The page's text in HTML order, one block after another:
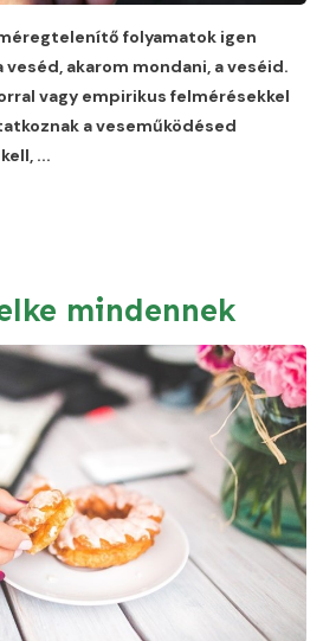
folyamatok igen
akarom mondani, a veséid.
vagy empirikus felmérésekkel
a veseműködésed
...
mindennek